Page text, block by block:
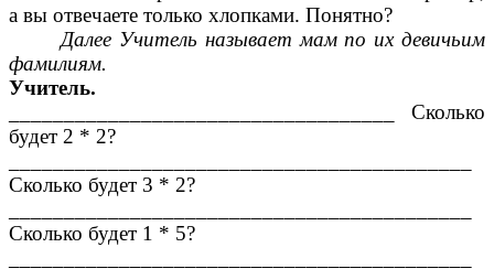
а вы отвечаете только хлопками. Понятно?
Далее Учитель называет мам по их девичьим
фамилиям.
Учитель.
___________________________________ Сколько
будет 2 * 2?
Сколько будет 3 * 2?
Сколько будет 1 * 5?